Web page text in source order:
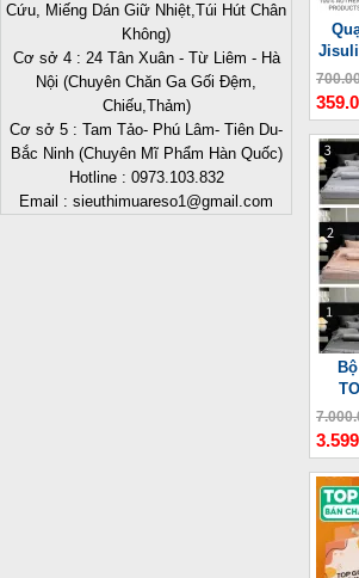
Cứu, Miếng Dán Giữ Nhiệt,Túi Hút Chân
Không)
Cơ sở 4 : 24 Tân Xuân - Từ Liêm - Hà
Nội (Chuyên Chăn Ga Gối Đệm,
Chiếu,Thảm)
Cơ sở 5 : Tam Tảo- Phú Lâm- Tiên Du-
Bắc Ninh (Chuyên Mĩ Phẩm Hàn Quốc)
Hotline : 0973.103.832
Email : sieuthimuareso1@gmail.com